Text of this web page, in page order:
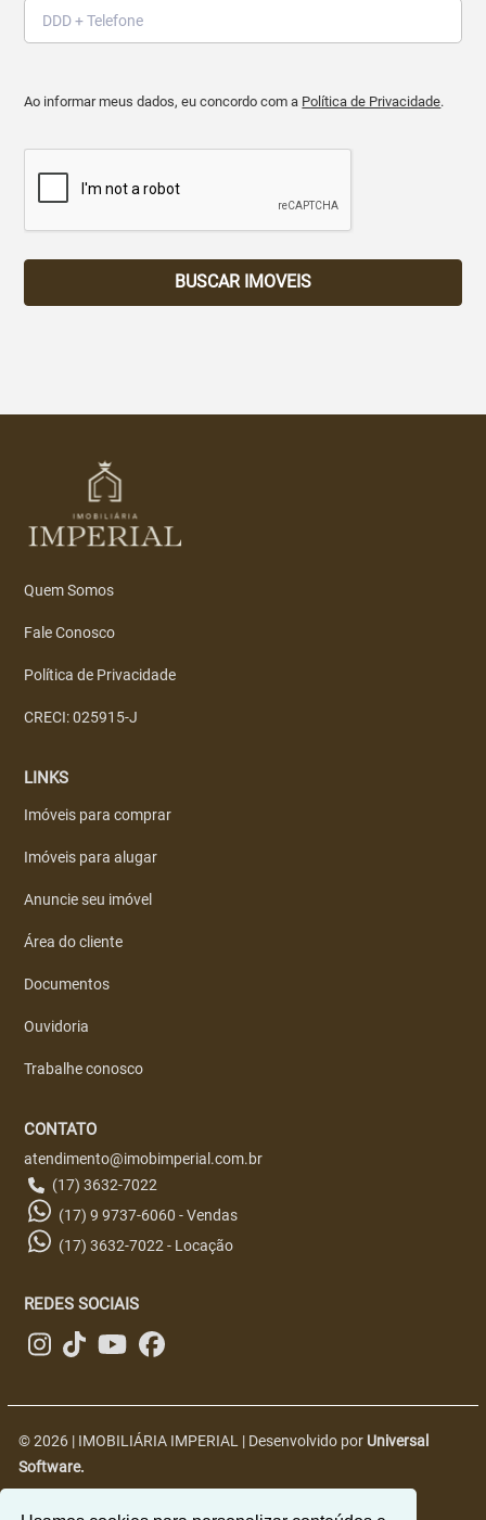
Ao informar meus dados, eu concordo com a Política de Privacidade.
BUSCAR IMOVEIS
Quem Somos
Fale Conosco
Política de Privacidade
CRECI: 025915-J
LINKS
Imóveis para comprar
Imóveis para alugar
Anuncie seu imóvel
Área do cliente
Documentos
Ouvidoria
Trabalhe conosco
CONTATO
atendimento@imobimperial.com.br
(17) 3632-7022
(17) 9 9737-6060 - Vendas
(17) 3632-7022 - Locação
REDES SOCIAIS
© 2026 | IMOBILIÁRIA IMPERIAL | Desenvolvido por Universal
Software.